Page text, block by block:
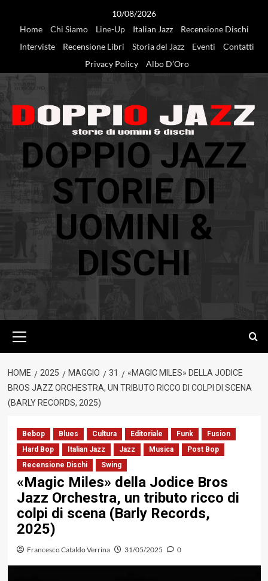
10/08/2026
Home
Chi Siamo Line-Up Italian Jazz
Recensione Dischi
Interviste
Recensione Libri Storia del Jazz Eventi
Contatti
Privacy Policy
Albo D’Oro
DOPPIO JAZZ
STORIE DI
UOMINI &
DISCHI
principale
HOME 2025 MAGGIO 31
«MAGIC MILES» DELLA JODICE
BROS JAZZ ORCHESTRA, UN TRIBUTO RICCO DI COLPI DI SCENA
(BARLY RECORDS, 2025)
Bebop Blues Cultura Editoriale Funk
Fusion
Hard Bop
Italian Jazz Jazz Musica
Post Bop
Recensione Dischi
Swing
«Magic Miles» della Jodice Bros
Jazz Orchestra, un tributo ricco di
colpi di scena (Barly Records,
2025)
Francesco Cataldo Verrina 31/05/2025 0